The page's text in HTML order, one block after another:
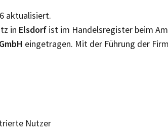
aktualisiert.
in Elsdorf ist im Handelsregister beim
GmbH eingetragen. Mit der Führung der
Nutzer